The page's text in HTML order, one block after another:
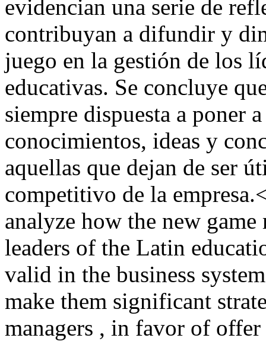
evidencian una serie de
contribuyan a difundir y
juego en la gestión de los
educativas. Se concluye
siempre dispuesta a poner
conocimientos, ideas y
aquellas que dejan de ser
competitivo de la
analyze how the new
leaders of the Latin
valid in the business
make them significant
managers , in favor of